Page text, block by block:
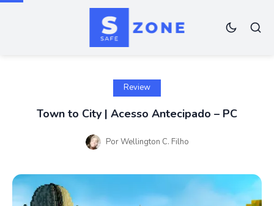
Review
Town to City | Acesso Antecipado – PC
PorWellington C. Filho